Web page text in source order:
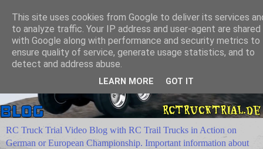
RC Truck Trial Video Blog with RC Trail Trucks in Action on
German or European Championship. Important information about
This site uses cookies from Google to deliver its services
to analyze traffic. Your IP address and user-agent are shared
with Google along with performance and security metrics to
ensure quality of service, generate usage statistics, and to
detect and address abuse.
LEARN MORE GOT IT